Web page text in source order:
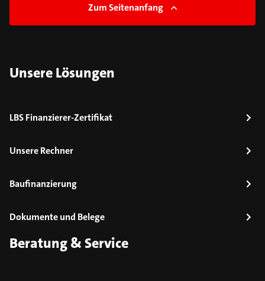
Zum Seitenanfang
Unsere Lösungen
LBS Finanzierer-Zertifikat
Unsere Rechner
Baufinanzierung
Dokumente und Belege
Beratung & Service